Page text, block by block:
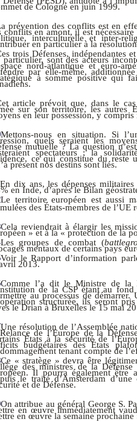
de Cologne en juin 1999.
prévention des conflits est en
conflits en amont, il est
interculturelle et inter-
en particulier à la
trois Défenses, indépendantes
particulier, sont des acteurs
nord-atlantique et euro-
par elle-même,
à somme positive qui
article prévoit que, dans le
sur son territoire, les autres
en leur possession, y
Mettons-nous en situation. Si
quels seraient les
mutuelle ? La question
spectateurs ; la
ce qui constitue du reste
présent nos destins sont liés.
En dix ans, les dépenses
en Inde, d’après le Bilan
Le territoire européen est aussi
des États-membres de
Cela reviendrait à élargir les
» et à la « protection de la
Les groupes de combat (
mentaux de certains pays
Voir le Rapport d’information
2013.
Comme l’a dit le Ministre de la
de la CSP étant au
au processus de
structurée, ils seront
le Drian à Bruxelles le 15 mai
Une résolution de l’Assemblée
de l’Europe de la
États à la sécurité de
budgétaires des États
tenant compte de
Ce « stratège » devra être
des ministres de la Défense
Il pourra également être
le traité d’Amsterdam
et de Défense.
On attribue au général George S.
en œuvre immédiatement
en œuvre la semaine prochaine